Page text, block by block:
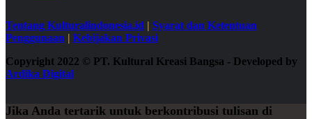
Tentang Kulturalindonesia.id | Syarat dan Ketentuan
Penggunaan | Kebijakan Privasi
Copyright 2022 © PT. Kultural Kreasi Bangsa - Developed by
Ardika Digital
Jika Anda tertarik untuk berkontribusi tulisan di